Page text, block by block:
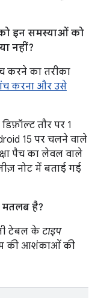
इन समस्याओं को
नहीं?
करने का तरीका
करना और उसे
तौर पर 1
15 पर चलने वाले
पैच का लेवल वाले
नोट में बताई गई
मतलब है?
टेबल के टाइप
की आशंकाओं की